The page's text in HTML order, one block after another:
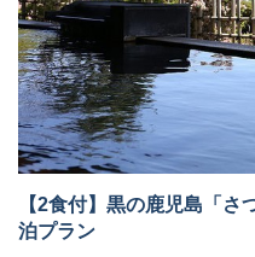
■展望露天温泉「さつま乃湯」を
※清掃のため11:00～13:00はク
■添寝つきましては、ベッド１
（税込・食事代別）
添寝施設使用料：小学生
無料
※添寝のお子様がいらっしゃる
せ。
【2食付】黒の鹿児島「
泊プラン